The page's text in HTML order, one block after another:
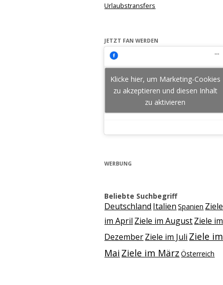
Urlaubstransfers
JETZT FAN WERDEN
Klicke hier, um Marketing-Cookies
zu akzeptieren und diesen Inhalt
zu aktivieren
WERBUNG
Beliebte Suchbegriff
Deutschland Italien Spanien Ziele
im April Ziele im AugustZiele im
DezemberZiele im Juli Ziele im
Mai Ziele im März Österreich